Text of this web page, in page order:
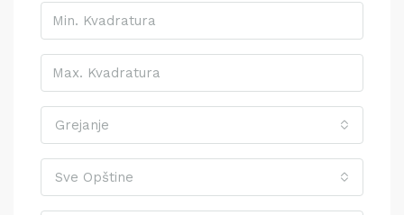
Grejanje
Sve Opštine